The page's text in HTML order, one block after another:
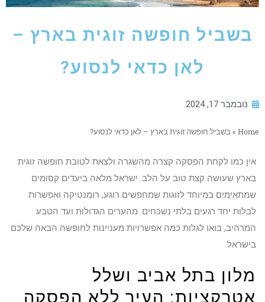
בשביל חופשה זוגית בארץ –
לאן כדאי לנסוע?
נובמבר 17, 2024
Home
»בשביל חופשה זוגית בארץ – לאן כדאי לנסוע?
אין כמו לקחת הפסקה קצרה מהשגרה ולצאת לטובת חופשה זוגית
בארץ שעושה קצת טוב על הלב. ישראל מלאה ביעדים קסומים
שמתאימים במיוחד לזוגות שמחפשים רוגע, רומנטיקה ואפשרות
לבלות יחד רגעים בלתי נשכחים. מהערים הגדולות ועד הטבע
המרהיב, בואו לגלות כמה אפשרויות מעניינות לחופשה הבאה שלכם
בישראל.
מלון בתל אביב ושלל
אטרקציות: העיר ללא הפסקה